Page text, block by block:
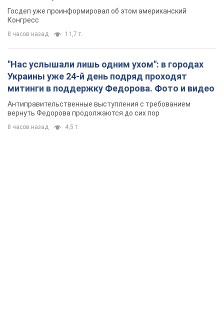
Госдеп уже проинформировал об этом американский
Конгресс
8 часов назад 11,7 т.
"Нас услышали лишь одним ухом": в городах
Украины уже 24-й день подряд проходят
митинги в поддержку Федорова. Фото и видео
Антиправительственные выступления с требованием
вернуть Федорова продолжаются до сих пор
8 часов назад 4,5 т.